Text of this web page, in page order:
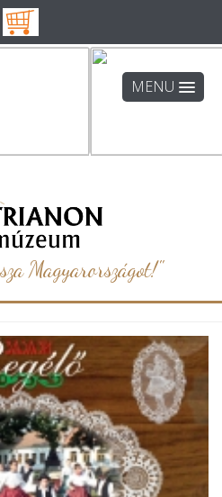
MENU
Magyarországot!"